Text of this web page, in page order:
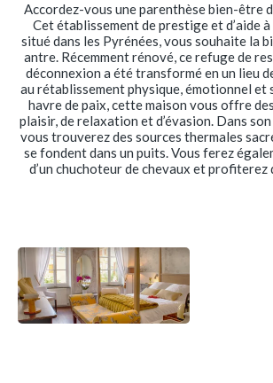
Accordez-vous une parenthèse bien-être
Cet établissement de prestige et d’aide
situé dans les Pyrénées, vous souhaite la
antre. Récemment rénové, ce refuge de
déconnexion a été transformé en un lieu
au rétablissement physique, émotionnel
havre de paix, cette maison vous offre
plaisir, de relaxation et d’évasion. Dans
vous trouverez des sources thermales
se fondent dans un puits. Vous ferez
d’un chuchoteur de chevaux et profiterez